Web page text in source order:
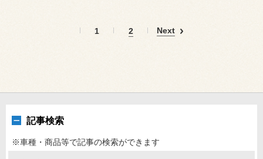
1 2 Next
記事検索
※車種・商品等で記事の検索ができます